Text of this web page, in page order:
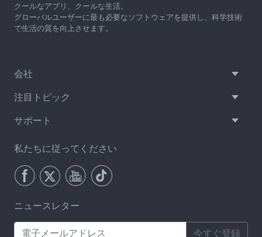
クールなアプリ、クールな生活。
グローバルユーザーに最も必要なソフトウェアを提供し、科学技術
で生活の質を向上させます。
会社
注目トピック
サポート
私たちに従ってください
ニュースレター
今すぐ登録